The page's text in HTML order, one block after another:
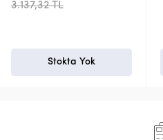
+ Sepete Ekle